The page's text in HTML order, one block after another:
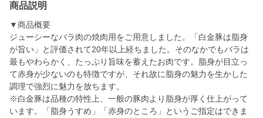
商品説明
▼商品概要
ジューシーなバラ肉の焼肉用をご用意しました。「白金豚は脂身
が旨い」と評価されて20年以上経ちました。そのなかでもバラは
最もやわらかく、たっぷり旨味を蓄えたお肉です。脂身が目立っ
て赤身が少ないのも特徴ですが、それ故に脂身の魅力を生かした
調理で強烈に魅力を放ちます。
※白金豚は品種の特性上、一般の豚肉より脂身が厚く仕上がって
います。「脂身うすめ」「赤身のところ」というご指定はできま